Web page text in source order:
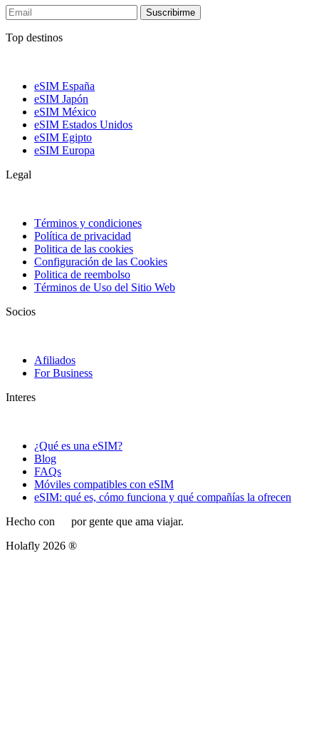
Suscribirme
Top destinos
eSIM España
eSIM Japón
eSIM México
eSIM Estados Unidos
eSIM Egipto
eSIM Europa
Legal
Términos y condiciones
Política de privacidad
Politica de las cookies
Configuración de las Cookies
Politica de reembolso
Términos de Uso del Sitio Web
Socios
Afiliados
For Business
Interes
¿Qué es una eSIM?
Blog
FAQs
Móviles compatibles con eSIM
eSIM: qué es, cómo funciona y qué compañías la ofrecen
Hecho con
por gente que ama viajar.
Holafly 2026 ®